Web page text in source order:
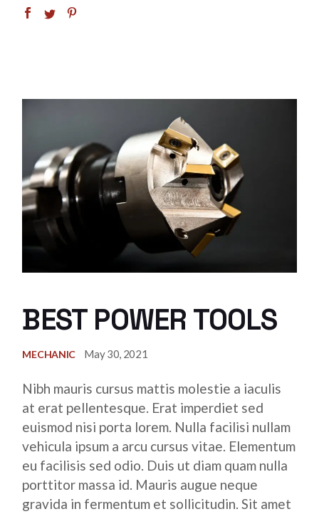
BEST POWER TOOLS
MECHANIC May 30, 2021
Nibh mauris cursus mattis molestie a iaculis
at erat pellentesque. Erat imperdiet sed
euismod nisi porta lorem. Nulla facilisi nullam
vehicula ipsum a arcu cursus vitae. Elementum
eu facilisis sed odio. Duis ut diam quam nulla
porttitor massa id. Mauris augue neque
gravida in fermentum et sollicitudin. Sit amet